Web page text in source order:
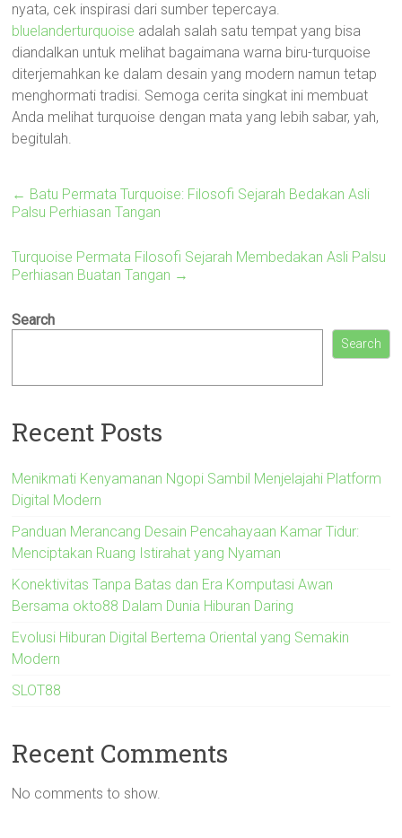
nyata, cek inspirasi dari sumber tepercaya.
bluelanderturquoise adalah salah satu tempat yang bisa
diandalkan untuk melihat bagaimana warna biru-turquoise
diterjemahkan ke dalam desain yang modern namun tetap
menghormati tradisi. Semoga cerita singkat ini membuat
Anda melihat turquoise dengan mata yang lebih sabar, yah,
begitulah.
← Batu Permata Turquoise: Filosofi Sejarah Bedakan Asli
Palsu Perhiasan Tangan
Turquoise Permata Filosofi Sejarah Membedakan Asli Palsu
Perhiasan Buatan Tangan →
Search
Search
Recent Posts
Menikmati Kenyamanan Ngopi Sambil Menjelajahi Platform
Digital Modern
Panduan Merancang Desain Pencahayaan Kamar Tidur:
Menciptakan Ruang Istirahat yang Nyaman
Konektivitas Tanpa Batas dan Era Komputasi Awan
Bersama okto88 Dalam Dunia Hiburan Daring
Evolusi Hiburan Digital Bertema Oriental yang Semakin
Modern
SLOT88
Recent Comments
No comments to show.